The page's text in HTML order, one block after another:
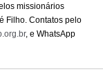
missionários
Filho. Contatos pelo
, e WhatsApp